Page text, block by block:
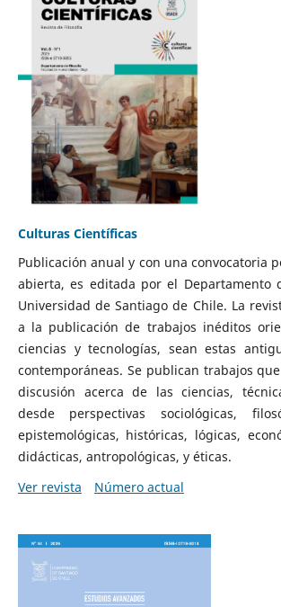
Culturas Científicas
Publicación anual y con una convocatoria
abierta, es editada por el Departamento
Universidad de Santiago de Chile. La
a la publicación de trabajos inéditos
ciencias y tecnologías, sean estas
contemporáneas. Se publican trabajos
discusión acerca de las ciencias,
desde perspectivas sociológicas,
epistemológicas, históricas, lógicas,
didácticas, antropológicas, y éticas.
Ver revista
Número actual